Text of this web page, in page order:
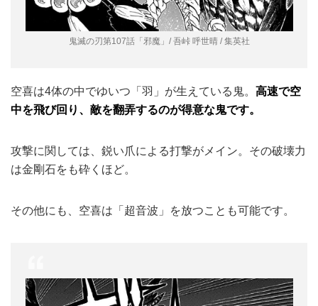
鬼滅の刃第107話「邪魔」/ 吾峠 呼世晴 / 集英社
空喜は4体の中でゆいつ「羽」が生えている鬼。 高速で空
中を飛び回り、敵を翻弄するのが得意な鬼です。
攻撃に関しては、鋭い爪による打撃がメイン。その破壊力
は金剛石をも砕くほど。
その他にも、空喜は「超音波」を放つことも可能です。